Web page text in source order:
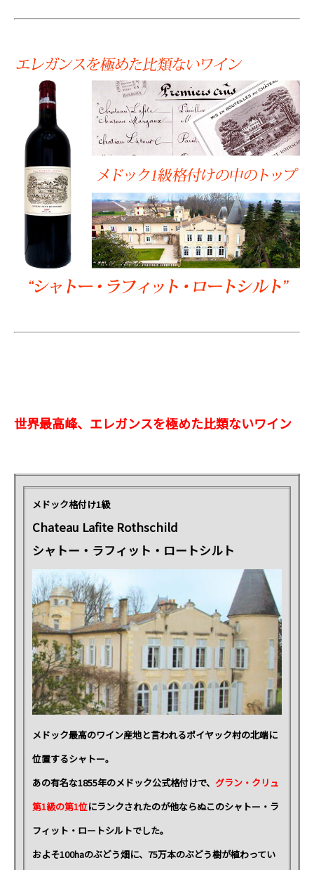
世界最高峰、エレガンスを極めた比類ないワイン
メドック格付け1級
Chateau Lafite Rothschild
シャトー・ラフィット・ロートシルト
メドック最高のワイン産地と言われるポイヤック村の北端に
位置するシャトー。
あの有名な1855年のメドック公式格付けで、 グラン・クリュ
第1級の第1位にランクされたのが他ならぬこのシャトー・ラ
フィット・ロートシルトでした。
およそ100haのぶどう畑に、75万本のぶどう樹が植わってい